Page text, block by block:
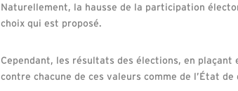
Naturellement, la hausse de la participation
choix qui est proposé.
Cependant, les résultats des élections, en
contre chacune de ces valeurs comme de l’État de